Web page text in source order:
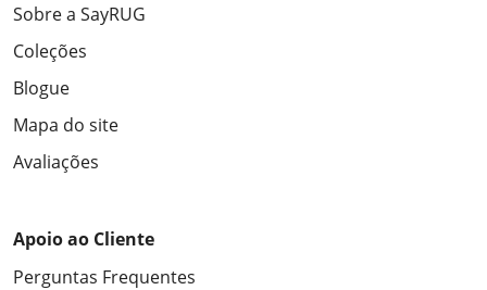
Sobre a SayRUG
Coleções
Blogue
Mapa do site
Avaliações
Apoio ao Cliente
Perguntas Frequentes